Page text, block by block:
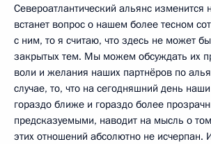
Североатлантический альянс изменится
встанет вопрос о нашем более тесном
с ним, то я считаю, что здесь не может
закрытых тем. Мы можем обсуждать их
воли и желания наших партнёров по
случае, то, что на сегодняшний день
гораздо ближе и гораздо более
предсказуемыми, наводит на мысль о
этих отношений абсолютно не исчерпан.